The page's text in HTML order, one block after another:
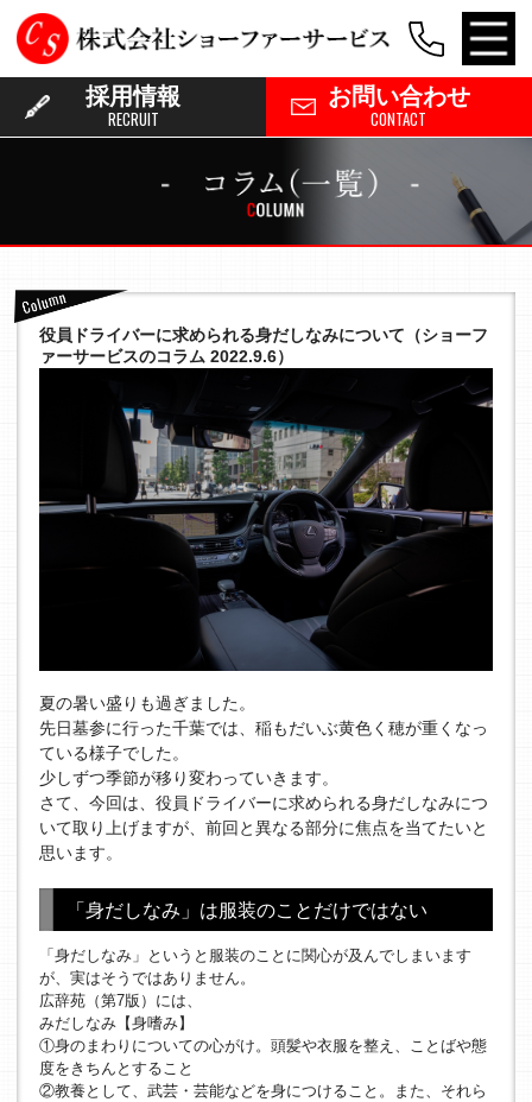
採用情報
RECRUIT
お問い合わせ
CONTACT
役員ドライバーに求められる身だしなみについて（ショーフ
ァーサービスのコラム 2022.9.6）
夏の暑い盛りも過ぎました。
先日墓参に行った千葉では、稲もだいぶ黄色く穂が重くなっ
ている様子でした。
少しずつ季節が移り変わっていきます。
さて、今回は、役員ドライバーに求められる身だしなみにつ
いて取り上げますが、前回と異なる部分に焦点を当てたいと
思います。
「身だしなみ」は服装のことだけではない
「身だしなみ」というと服装のことに関心が及んでしまいます
が、実はそうではありません。
広辞苑（第7版）には、
みだしなみ【身嗜み】
①身のまわりについての心がけ。頭髪や衣服を整え、ことばや態
度をきちんとすること
②教養として、武芸・芸能などを身につけること。また、それら